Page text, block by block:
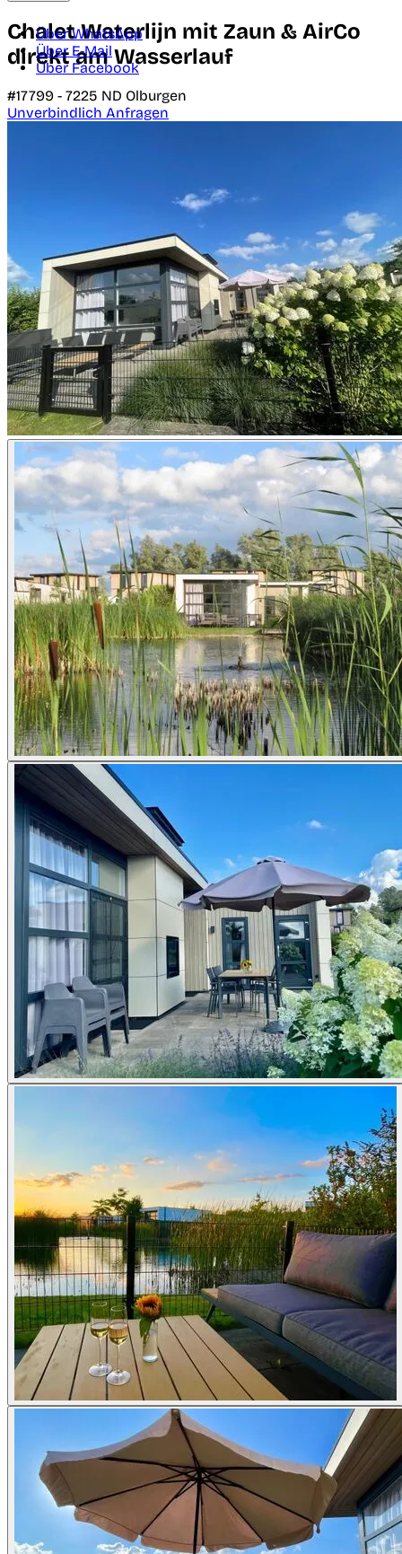
Über WhatsApp
Über E-Mail
Über Facebook
Chalet Waterlijn mit Zaun & AirCo
direkt am Wasserlauf
#17799 - 7225 ND Olburgen
Unverbindlich Anfragen